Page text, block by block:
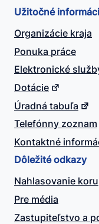
Užitočné
Organizácie kraja
Ponuka práce
Elektronické
Dotácie
Úradná tabuľa
Telefónny zoznam
Kontaktné
Dôležité odkazy
Nahlasovanie
Pre média
Zastupiteľstvo a